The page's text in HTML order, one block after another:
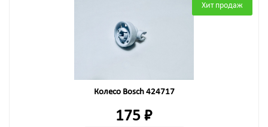
Хит продаж
Колесо Bosch 424717
175 ₽